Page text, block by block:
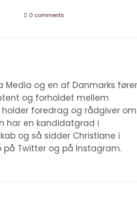
0 comments
Media og en af Danmarks
og forholdet mellem
foredrag og rådgiver om
har en kandidatgrad i
og så sidder Christiane i
på Twitter og på Instagram.